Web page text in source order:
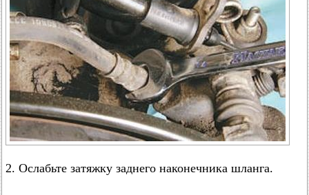
2. Ослабьте затяжку заднего наконечника шланга.